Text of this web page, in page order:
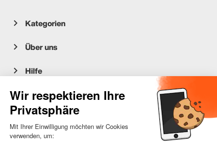
Kategorien
Über uns
Hilfe
Kundenservice
occasion.migros.mobile@recommerce.com
Montag-Freitag 08:00-17:00